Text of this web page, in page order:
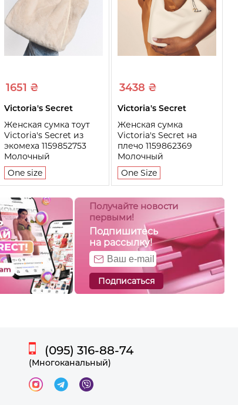
1651 ₴
Victoria's Secret
Женская сумка тоут
Victoria's Secret из
экомеха 1159852753
Молочный
One size
3438 ₴
Victoria's Secret
Женская сумка
Victoria's Secret на
плечо 1159862369
Молочный
One Size
Получайте новости
первыми!
Подпишитесь
на рассылку!
Подписаться
(095) 316-88-74
(Многоканальный)